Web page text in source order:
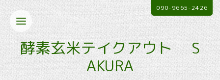
酵素玄米テイクアウト S
AKURA
090-9665-2426